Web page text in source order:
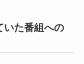
いた番組への